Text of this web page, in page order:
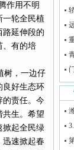
作用不明
一轮全民植
路延伸段的
、有的培
树，一边仔
良好生态环
的责任。今
共生。希望
掀起全民绿
迅速掀起春